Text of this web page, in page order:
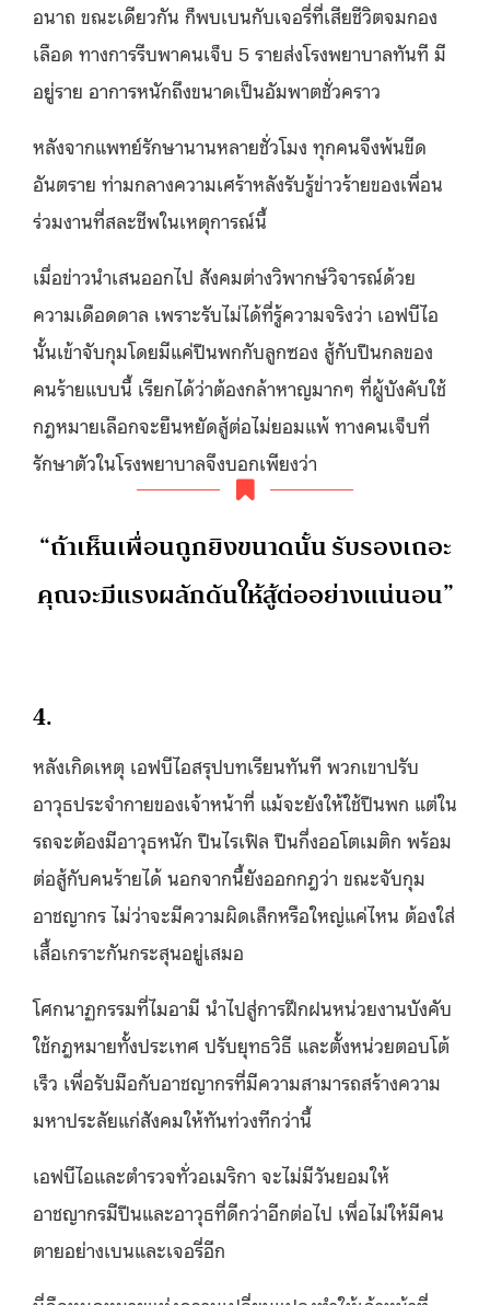
อนาถ ขณะเดียวกัน ก็พบเบนกับเจอรี่ที่เสียชีวิตจมกอง
เลือด ทางการรีบพาคนเจ็บ 5 รายส่งโรงพยาบาลทันที มี
อยู่ราย อาการหนักถึงขนาดเป็นอัมพาตชั่วคราว
หลังจากแพทย์รักษานานหลายชั่วโมง ทุกคนจึงพ้นขีด
อันตราย ท่ามกลางความเศร้าหลังรับรู้ข่าวร้ายของเพื่อน
ร่วมงานที่สละชีพในเหตุการณ์นี้
เมื่อข่าวนำเสนออกไป สังคมต่างวิพากษ์วิจารณ์ด้วย
ความเดือดดาล เพราะรับไม่ได้ที่รู้ความจริงว่า เอฟบีไอ
นั้นเข้าจับกุมโดยมีแค่ปืนพกกับลูกซอง สู้กับปืนกลของ
คนร้ายแบบนี้ เรียกได้ว่าต้องกล้าหาญมากๆ ที่ผู้บังคับใช้
กฎหมายเลือกจะยืนหยัดสู้ต่อไม่ยอมแพ้ ทางคนเจ็บที่
รักษาตัวในโรงพยาบาลจึงบอกเพียงว่า
“ถ้าเห็นเพื่อนถูกยิงขนาดนั้น รับรองเถอะ
คุณจะมีแรงผลักดันให้สู้ต่ออย่างแน่นอน”
4.
หลังเกิดเหตุ เอฟบีไอสรุปบทเรียนทันที พวกเขาปรับ
อาวุธประจำกายของเจ้าหน้าที่ แม้จะยังให้ใช้ปืนพก แต่ใน
รถจะต้องมีอาวุธหนัก ปืนไรเฟิล ปืนกึ่งออโตเมติก พร้อม
ต่อสู้กับคนร้ายได้ นอกจากนี้ยังออกกฎว่า ขณะจับกุม
อาชญากร ไม่ว่าจะมีความผิดเล็กหรือใหญ่แค่ไหน ต้องใส่
เสื้อเกราะกันกระสุนอยู่เสมอ
โศกนาฏกรรมที่ไมอามี นำไปสู่การฝึกฝนหน่วยงานบังคับ
ใช้กฎหมายทั้งประเทศ ปรับยุทธวิธี และตั้งหน่วยตอบโต้
เร็ว เพื่อรับมือกับอาชญากรที่มีความสามารถสร้างความ
มหาประลัยแก่สังคมให้ทันท่วงทีกว่านี้
เอฟบีไอและตำรวจทั่วอเมริกา จะไม่มีวันยอมให้
อาชญากรมีปืนและอาวุธที่ดีกว่าอีกต่อไป เพื่อไม่ให้มีคน
ตายอย่างเบนและเจอรี่อีก